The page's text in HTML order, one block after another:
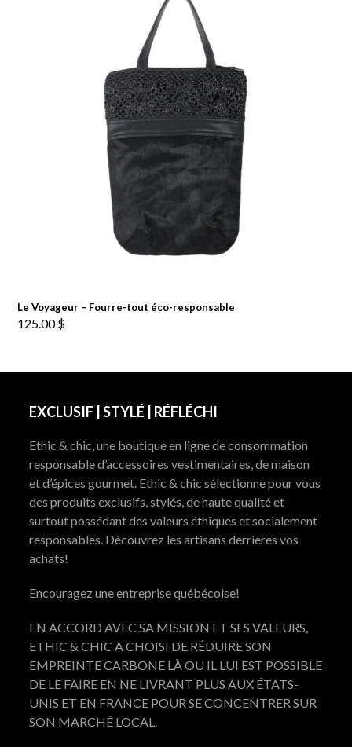
Le Voyageur – Fourre-tout éco-responsable
125.00$
EXCLUSIF | STYLÉ | RÉFLÉCHI
Ethic & chic, une boutique en ligne de consommation
responsable d’accessoires vestimentaires, de maison
et d’épices gourmet. Ethic & chic sélectionne pour vous
des produits exclusifs, stylés, de haute qualité et
surtout possédant des valeurs éthiques et socialement
responsables. Découvrez les artisans derrières vos
achats!
Encouragez une entreprise québécoise!
EN ACCORD AVEC SA MISSION ET SES VALEURS,
ETHIC & CHIC A CHOISI DE RÉDUIRE SON
EMPREINTE CARBONE LÀ OU IL LUI EST POSSIBLE
DE LE FAIRE EN NE LIVRANT PLUS AUX ÉTATS-
UNIS ET EN FRANCE POUR SE CONCENTRER SUR
SON MARCHÉ LOCAL.